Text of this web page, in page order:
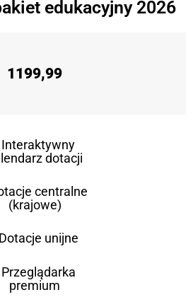
edukacyjny 2026
1199,99
Interaktywny
dotacji
centralne
(krajowe)
Dotacje unijne
Przeglądarka
premium